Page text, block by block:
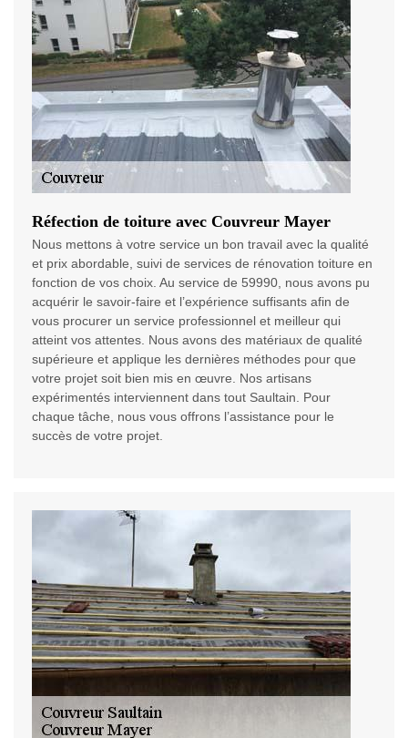
Réfection de toiture avec Couvreur Mayer
Nous mettons à votre service un bon travail avec la qualité
et prix abordable, suivi de services de rénovation toiture en
fonction de vos choix. Au service de 59990, nous avons pu
acquérir le savoir-faire et l’expérience suffisants afin de
vous procurer un service professionnel et meilleur qui
atteint vos attentes. Nous avons des matériaux de qualité
supérieure et applique les dernières méthodes pour que
votre projet soit bien mis en œuvre. Nos artisans
expérimentés interviennent dans tout Saultain. Pour
chaque tâche, nous vous offrons l’assistance pour le
succès de votre projet.